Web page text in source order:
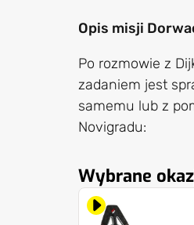
Opis misji
Po rozmowie z
zadaniem jest
samemu lub z
Novigradu:
Wybrane